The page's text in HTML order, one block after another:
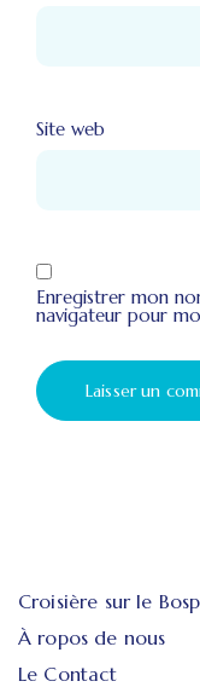
Site web
Enregistrer mon
navigateur pour
Croisière sur le
À ropos de nous
Le Contact